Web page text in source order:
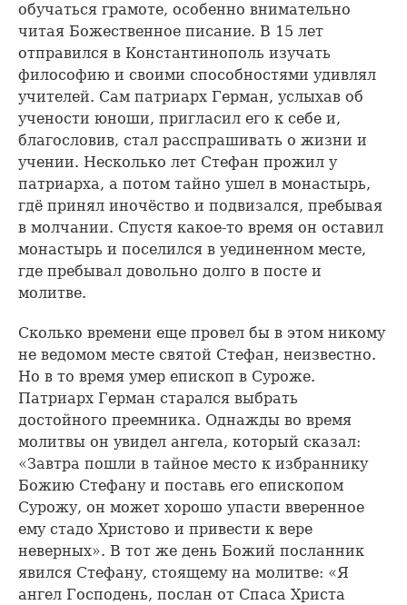
обучаться грамоте, особенно внимательно
читая Божественное писание. В 15 лет
отправился в Константинополь изучать
философию и своими способностями удивлял
учителей. Сам патриарх Герман, услыхав об
учености юноши, пригласил его к себе и,
благословив, стал расспрашивать о жизни и
учении. Несколько лет Стефан прожил у
патриарха, а потом тайно ушел в монастырь,
гдё принял иночёство и подвизался, пребывая
в молчании. Спустя какое-то время он оставил
монастырь и поселился в уединенном месте,
где пребывал довольно долго в посте и
молитве.
Сколько времени еще провел бы в этом никому
не ведомом месте святой Стефан, неизвестно.
Но в то время умер епископ в Суроже.
Патриарх Герман старался выбрать
достойного преемника. Однажды во время
молитвы он увидел ангела, который сказал:
«Завтра пошли в тайное место к избраннику
Божию Стефану и поставь его епископом
Сурожу, он может хорошо упасти вверенное
ему стадо Христово и привести к вере
неверных». В тот же день Божий посланник
явился Стефану, стоящему на молитве: «Я
ангел Господень, послан от Спаса Христа